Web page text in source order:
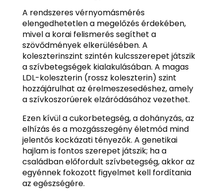
A rendszeres vérnyomásmérés
elengedhetetlen a megelőzés érdekében,
mivel a korai felismerés segíthet a
szövődmények elkerülésében. A
koleszterinszint szintén kulcsszerepet játszik
a szívbetegségek kialakulásában. A magas
LDL-koleszterin (rossz koleszterin) szint
hozzájárulhat az érelmeszesedéshez, amely
a szívkoszorúerek elzáródásához vezethet.
Ezen kívül a cukorbetegség, a dohányzás, az
elhízás és a mozgásszegény életmód mind
jelentős kockázati tényezők. A genetikai
hajlam is fontos szerepet játszik; ha a
családban előfordult szívbetegség, akkor az
egyénnek fokozott figyelmet kell fordítania
az egészségére.